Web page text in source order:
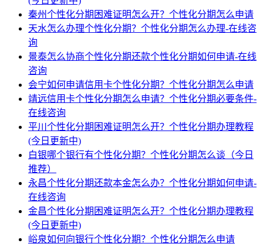
秦州个性化分期困难证明怎么开？个性化分期怎么申请
天水怎么办理个性化分期？个性化分期怎么办理-在线咨
询
景泰怎么协商个性化分期还款个性化分期如何申请-在线
咨询
会宁如何申请信用卡个性化分期？个性化分期怎么申请
靖远信用卡个性化分期怎么申请？个性化分期必要条件-
在线咨询
平川个性化分期困难证明怎么开？个性化分期办理教程
(今日更新中)
白银哪个银行有个性化分期？个性化分期怎么谈（今日
推荐）
永昌个性化分期还款本金怎么办？个性化分期如何申请-
在线咨询
金昌个性化分期困难证明怎么开？个性化分期办理教程
(今日更新中)
峪泉如何向银行个性化分期？个性化分期怎么申请